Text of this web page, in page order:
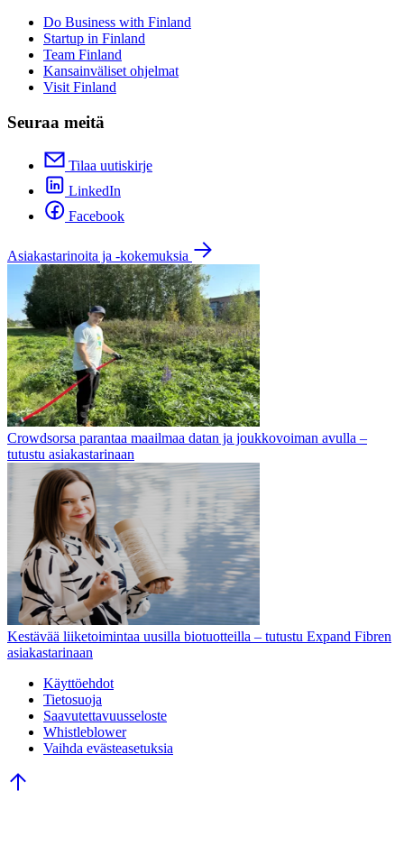
Do Business with Finland
Startup in Finland
Team Finland
Kansainväliset ohjelmat
Visit Finland
Seuraa meitä
Tilaa uutiskirje
LinkedIn
Facebook
Asiakastarinoita ja -kokemuksia
Crowdsorsa parantaa maailmaa datan ja joukkovoiman avulla –
tutustu asiakastarinaan
Kestävää liiketoimintaa uusilla biotuotteilla – tutustu Expand Fibren
asiakastarinaan
Käyttöehdot
Tietosuoja
Saavutettavuusseloste
Whistleblower
Vaihda evästeasetuksia